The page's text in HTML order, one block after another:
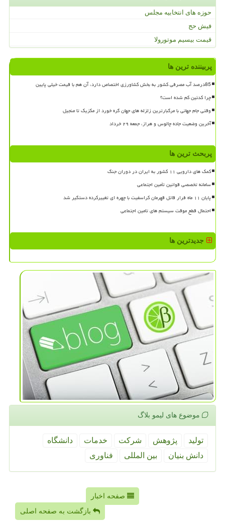
حوزه های انتخابیه مجلس
فیش حج
قیمت بیسیم موتورولا
پربیننده ترین ها
85درصد آب مصرفی کشور به بخش کشاورزی اختصاص دارد، آن هم با قیمت خیلی پایین
چرا کدئین کم شده است؟
وقتی جام جهانی با مرگبارترین زلزله های جهان گره خورد از مکزیک تا منجیل
آخرین وضعیت جاده چالوس و هراز، جمعه ۲۹ خرداد
پربحث ترین ها
کمک های دارویی ۱۱ کشور به ایران در دوران جنگ
سامانه تخصصی قوانین تأمین اجتماعی
پایان ۱۱ ماه فرار قاتل قهرمان کراسفیت با چهره ای تغییرکرده دستگیر شد
احتمال قطع موقت سیستم های تامین اجتماعی
جدیدترین ها
موضوع های لیمو بلاگ
تولید پژوهش شركت خدمات
دانشگاه
دانش بنیان
بین المللی فناوری
صفحه اخبار
بازگشت به صفحه اصلی